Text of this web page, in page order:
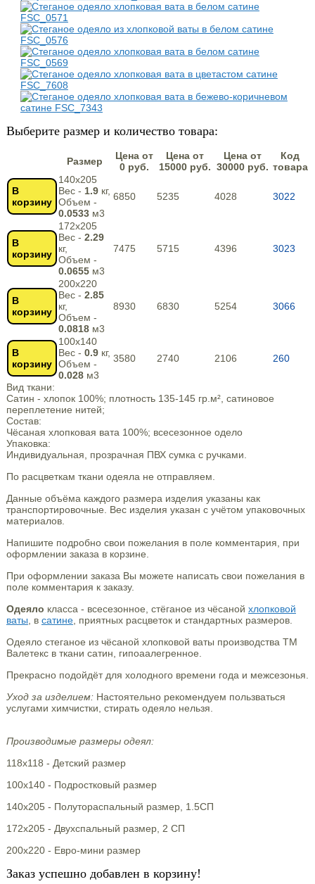
Выберите размер и количество товара:
Размер
Цена от
0 руб.
Цена от
15000 руб.
Цена от
30000 руб.
Код
товара
В
корзину
140х205
Вес - 1.9кг,
Объем -
0.0533м3
6850 5235 4028 3022
В
корзину
172х205
Вес - 2.29
кг,
Объем -
0.0655м3
7475 5715 4396 3023
В
корзину
200х220
Вес - 2.85
кг,
Объем -
0.0818м3
8930 6830 5254 3066
В
корзину
100х140
Вес - 0.9кг,
Объем -
0.028м3
3580 2740 2106 260
Вид ткани:
Сатин - хлопок 100%; плотность 135-145 гр.м², сатиновое
переплетение нитей;
Состав:
Чёсаная хлопковая вата 100%; всесезонное одело
Упаковка:
Индивидуальная, прозрачная ПВХ сумка с ручками.
По расцветкам ткани одеяла не отправляем.
Данные объёма каждого размера изделия указаны как
транспортировочные. Вес изделия указан с учётом упаковочных
материалов.
Напишите подробно свои пожелания в поле комментария, при
оформлении заказа в корзине.
При оформлении заказа Вы можете написать свои пожелания в
поле комментария к заказу.
Одеяло класса - всесезонное, стёганое из чёсаной хлопковой
ваты , в сатине, приятных расцветок и стандартных размеров.
Одеяло стеганое из чёсаной хлопковой ваты производства ТМ
Валетекс в ткани сатин, гипоаалегренное.
Прекрасно подойдёт для холодного времени года и межсезонья.
Уход за изделием:Настоятельно рекомендуем пользваться
услугами химчистки, стирать одеяло нельзя.
Производимые размеры одеял:
118х118 - Детский размер
100х140 - Подростковый размер
140х205 - Полутораспальный размер, 1.5СП
172х205 - Двухспальный размер, 2 СП
200х220 - Евро-мини размер
Заказ успешно добавлен в корзину!